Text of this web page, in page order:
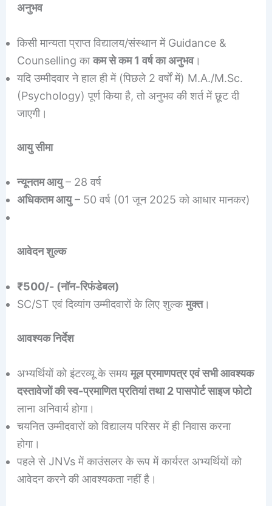
अनुभव
किसी मान्यता प्राप्त विद्यालय/संस्थान में Guidance &
Counselling काकम से कम 1 वर्ष का अनुभव।
यदि उम्मीदवार ने हाल ही में (पिछले 2 वर्षों में) M.A./M.Sc.
(Psychology) पूर्ण किया है, तो अनुभव की शर्त में छूट दी
जाएगी।
आयु सीमा
न्यूनतम आयु– 28 वर्ष
अधिकतम आयु– 50 वर्ष (01 जून 2025 को आधार मानकर)
आवेदन शुल्क
₹500/- (नॉन-रिफंडेबल)
SC/ST एवं दिव्यांग उम्मीदवारों के लिए शुल्कमुक्त।
आवश्यक निर्देश
अभ्यर्थियों को इंटरव्यू के समयमूल प्रमाणपत्र एवं सभी आवश्यक
दस्तावेजों की स्व-प्रमाणित प्रतियां तथा 2 पासपोर्ट साइज फोटो
लाना अनिवार्य होगा।
चयनित उम्मीदवारों को विद्यालय परिसर में ही निवास करना
होगा।
पहले से JNVs में काउंसलर के रूप में कार्यरत अभ्यर्थियों को
आवेदन करने की आवश्यकता नहीं है।